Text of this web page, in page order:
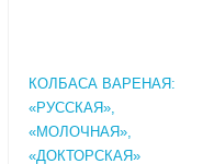
КОЛБАСА ВАРЕНАЯ:
«РУССКАЯ»,
«МОЛОЧНАЯ»,
«ДОКТОРСКАЯ»